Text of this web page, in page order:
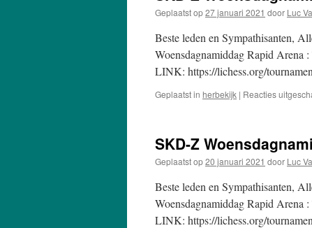
Geplaatst op27 januari 2021 door Luc
Beste leden en Sympathisanten,
Woensdagnamiddag Rapid Arena
LINK: https://lichess.org/
Geplaatst in herbekijk | Reacties
SKD-Z
Geplaatst op20 januari 2021 door Luc
Beste leden en Sympathisanten,
Woensdagnamiddag Rapid Arena
LINK: https://lichess.org/